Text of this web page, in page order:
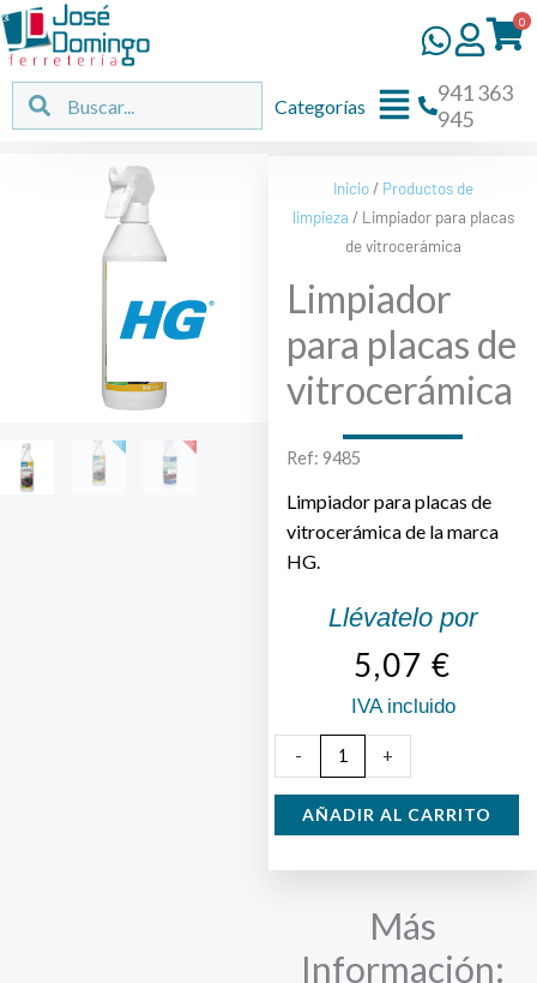
Ir
al
contenido
0
Buscar Buscar
Flyout
Categorías
941 363
945
Inicio/ Productos de
limpieza / Limpiador para placas
de vitrocerámica
Limpiador
para placas de
vitrocerámica
Ref: 9485
Limpiador para placas de
vitrocerámica de la marca
HG.
Llévatelo por
5,07 €
IVA incluido
-
Limpiador
para
placas
+
AÑADIR AL CARRITO
Más
Información: